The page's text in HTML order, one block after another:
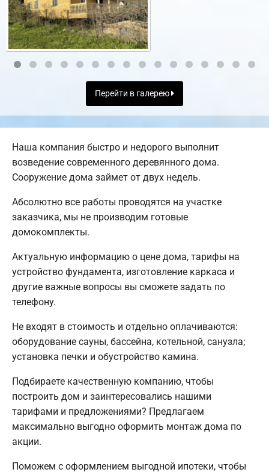
Перейти в галерею
Наша компания быстро и недорого выполнит
возведение современного деревянного дома.
Сооружение дома займет от двух недель.
Абсолютно все работы проводятся на участке
заказчика, мы не производим готовые
домокомплекты.
Актуальную информацию о цене дома, тарифы на
устройство фундамента, изготовление каркаса и
другие важные вопросы вы сможете задать по
телефону.
Не входят в стоимость и отдельно оплачиваются:
оборудование сауны, бассейна, котельной, санузла;
установка печки и обустройство камина.
Подбираете качественную компанию, чтобы
построить дом и заинтересовались нашими
тарифами и предложениями? Предлагаем
максимально выгодно оформить монтаж дома по
акции.
Поможем с оформлением выгодной ипотеки, чтобы